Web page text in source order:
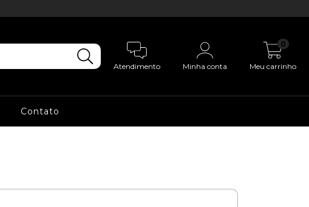
Atendimento Minha conta Meu carrinho
0
Contato